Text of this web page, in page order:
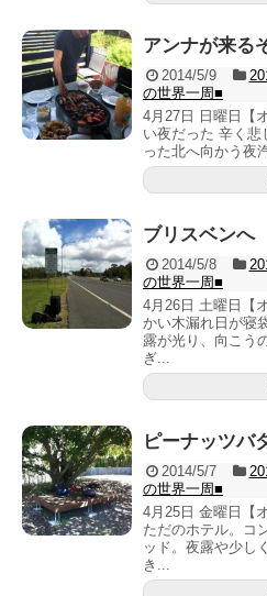
アンナが来る
2014/5/9
の世界一周■
4月27日 日曜日【
い夜だった 辛く
った北へ向かう夜
ブリスベンへ
2014/5/8
の世界一周■
4月26日 土曜日【
かい木漏れ日が寝
露が光り、向こう
ぎ...
ピーナッツバ
2014/5/7
の世界一周■
4月25日 金曜日【
ただのホテル。コ
ッド。夜露や少し
き...